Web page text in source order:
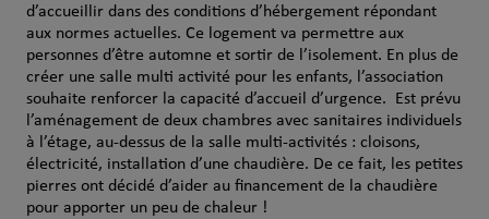
d’accueillir dans des conditions d’hébergement répondant
aux normes actuelles. Ce logement va permettre aux
personnes d’être automne et sortir de l’isolement. En plus de
créer une salle multi activité pour les enfants, l’association
souhaite renforcer la capacité d’accueil d’urgence. Est prévu
l’aménagement de deux chambres avec sanitaires individuels
à l’étage, au-dessus de la salle multi-activités : cloisons,
électricité, installation d’une chaudière. De ce fait, les petites
pierres ont décidé d’aider au financement de la chaudière
pour apporter un peu de chaleur !